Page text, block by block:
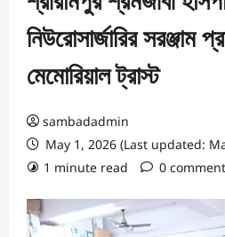
নিউরোসার্জারির সরঞ্জাম
মেমোরিয়াল ট্রাস্ট
sambadadmin
May 1, 2026 (Last updated:
1 minute read
0